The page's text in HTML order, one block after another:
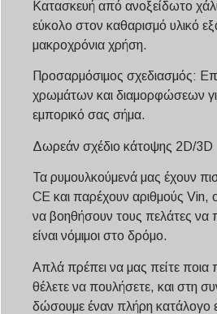
Κατασκευή από ανοξείδωτο
εύκολο στον καθαρισμό υλικό
μακροχρόνια χρήση.
Προσαρμόσιμος σχεδιασμός:
χρωμάτων και διαμορφώσεων για
εμπορικό σας σήμα.
Δωρεάν σχέδιο κάτοψης 2D/3D
Τα ρυμουλκούμενά μας έχουν
CE και παρέχουν αριθμούς Vin,
να βοηθήσουν τους πελάτες να
είναι νόμιμοι στο δρόμο.
Απλά πρέπει να μας πείτε ποια
θέλετε να πουλήσετε, και στη
δώσουμε έναν πλήρη κατάλογο